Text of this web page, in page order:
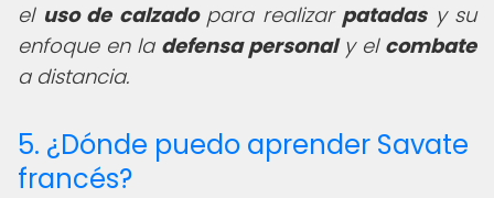
el uso de calzadopara realizar patadasy su
enfoque en la defensa personaly el combate
a distancia.
5. ¿Dónde puedo aprender Savate
francés?